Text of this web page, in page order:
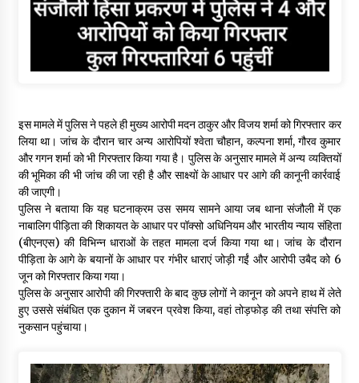
इस मामले में पुलिस ने पहले ही मुख्य आरोपी मदन ठाकुर और विजय शर्मा को गिरफ्तार कर
लिया था। जांच के दौरान चार अन्य आरोपियों श्वेता चौहान, कल्पना शर्मा, गौरव कुमार
और गगन शर्मा को भी गिरफ्तार किया गया है। पुलिस के अनुसार मामले में अन्य व्यक्तियों
की भूमिका की भी जांच की जा रही है और साक्ष्यों के आधार पर आगे की कानूनी कार्रवाई
की जाएगी।
पुलिस ने बताया कि यह घटनाक्रम उस समय सामने आया जब थाना संजौली में एक
नाबालिग पीड़िता की शिकायत के आधार पर पॉक्सो अधिनियम और भारतीय न्याय संहिता
(बीएनएस) की विभिन्न धाराओं के तहत मामला दर्ज किया गया था। जांच के दौरान
पीड़िता के आगे के बयानों के आधार पर गंभीर धाराएं जोड़ी गईं और आरोपी उबैद को 6
जून को गिरफ्तार किया गया।
पुलिस के अनुसार आरोपी की गिरफ्तारी के बाद कुछ लोगों ने कानून को अपने हाथ में लेते
हुए उससे संबंधित एक दुकान में जबरन प्रवेश किया, वहां तोड़फोड़ की तथा संपत्ति को
नुकसान पहुंचाया।